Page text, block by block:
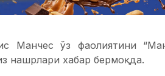
Манчес ўз фаолиятини
нашрлари хабар бермоқда.